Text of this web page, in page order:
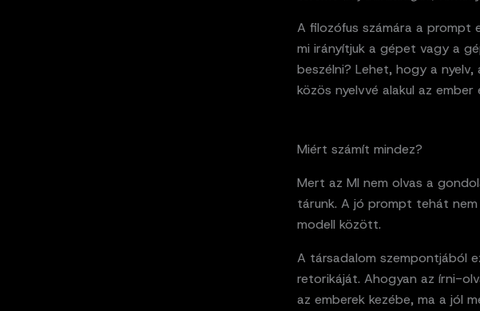
A filozófus számára a prompt
mi irányítjuk a gépet vagy a
beszélni? Lehet, hogy a
közös nyelvvé alakul az
Miért számít mindez?
Mert az MI nem olvas a
tárunk. A jó prompt tehát
modell között.
A társadalom szempontjából
retorikáját. Ahogyan az írni-
az emberek kezébe, ma a jól